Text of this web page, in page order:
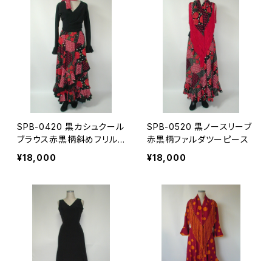
SPB-0420 黒カシュクール
ブラウス赤黒柄斜めフリル
ファルダツーピース
¥18,000
SPB-0520 黒ノースリーブ
赤黒柄ファルダツーピース
¥18,000